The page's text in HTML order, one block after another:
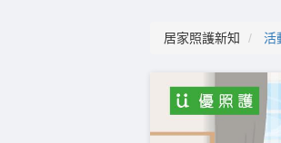
居家照護新知 活